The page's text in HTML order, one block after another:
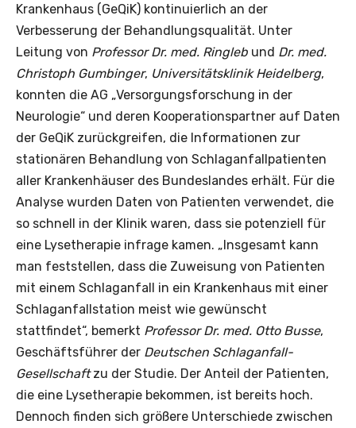
Krankenhaus (GeQiK) kontinuierlich an der
Verbesserung der Behandlungsqualität. Unter
Leitung von Professor Dr. med. Ringleb und Dr. med.
Christoph Gumbinger, Universitätsklinik Heidelberg,
konnten die AG „Versorgungsforschung in der
Neurologie“ und deren Kooperationspartner auf Daten
der GeQiK zurückgreifen, die Informationen zur
stationären Behandlung von Schlaganfallpatienten
aller Krankenhäuser des Bundeslandes erhält. Für die
Analyse wurden Daten von Patienten verwendet, die
so schnell in der Klinik waren, dass sie potenziell für
eine Lysetherapie infrage kamen. „Insgesamt kann
man feststellen, dass die Zuweisung von Patienten
mit einem Schlaganfall in ein Krankenhaus mit einer
Schlaganfallstation meist wie gewünscht
stattfindet“, bemerkt Professor Dr. med. Otto Busse,
Geschäftsführer der Deutschen Schlaganfall-
Gesellschaftzu der Studie. Der Anteil der Patienten,
die eine Lysetherapie bekommen, ist bereits hoch.
Dennoch finden sich größere Unterschiede zwischen